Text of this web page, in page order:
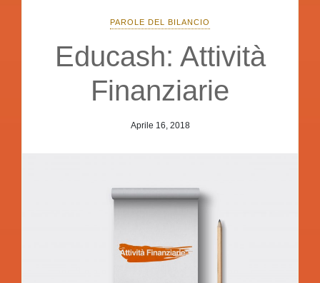
PAROLE DEL BILANCIO
Educash: Attività
Finanziarie
Aprile 16, 2018